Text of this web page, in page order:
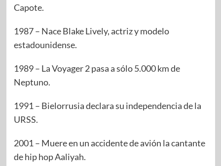
Capote.
1987 – Nace Blake Lively, actriz y modelo
estadounidense.
1989 – La Voyager 2 pasa a sólo 5.000 km de
Neptuno.
1991 – Bielorrusia declara su independencia de la
URSS.
2001 – Muere en un accidente de avión la cantante
de hip hop Aaliyah.